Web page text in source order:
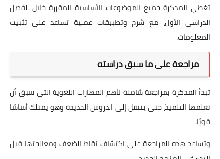
تغطي المذكرة جميع الموضوعات الأساسية المقررة خلال الفصل
الدراسي الأول، مع شرح وتطبيقات عملية تساعد على تثبيت
المعلومات.
مراجعة على ما سبق دراسته
تبدأ المذكرة بمراجعة شاملة لأهم المهارات اللغوية التي سبق أن
تعلمها التلميذ، حتى ينتقل إلى الدروس الجديدة وهو يمتلك أساسًا
قويًا.
وتساعد هذه المراجعة على اكتشاف نقاط الضعف ومعالجتها قبل